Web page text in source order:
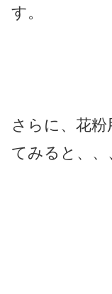
す。
さらに、花
てみると、、